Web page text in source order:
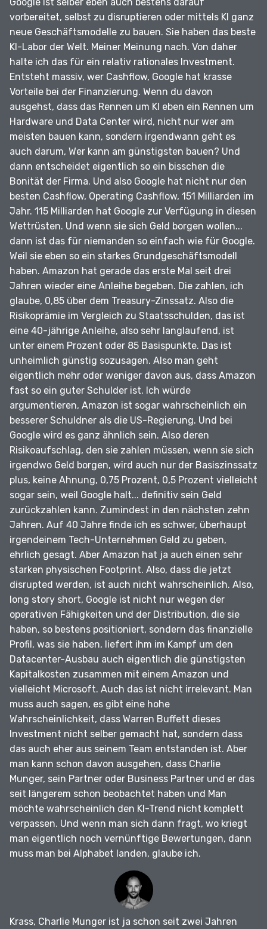
vorbereitet, selbst zu disruptieren oder mittels KI ganz
neue Geschäftsmodelle zu bauen. Sie haben das beste
KI-Labor der Welt. Meiner Meinung nach. Von daher
halte ich das für ein relativ rationales Investment.
Entsteht massiv, wer Cashflow, Google hat krasse
Vorteile bei der Finanzierung. Wenn du davon
ausgehst, dass das Rennen um KI eben ein Rennen um
Hardware und Data Center wird, nicht nur wer am
meisten bauen kann, sondern irgendwann geht es
auch darum, Wer kann am günstigsten bauen? Und
dann entscheidet eigentlich so ein bisschen die
Bonität der Firma. Und also Google hat nicht nur den
besten Cashflow, Operating Cashflow, 151 Milliarden im
Jahr. 115 Milliarden hat Google zur Verfügung in diesen
Wettrüsten. Und wenn sie sich Geld borgen wollen...
dann ist das für niemanden so einfach wie für Google.
Weil sie eben so ein starkes Grundgeschäftsmodell
haben. Amazon hat gerade das erste Mal seit drei
Jahren wieder eine Anleihe begeben. Die zahlen, ich
glaube, 0,85 über dem Treasury-Zinssatz. Also die
Risikoprämie im Vergleich zu Staatsschulden, das ist
eine 40-jährige Anleihe, also sehr langlaufend, ist
unter einem Prozent oder 85 Basispunkte. Das ist
unheimlich günstig sozusagen. Also man geht
eigentlich mehr oder weniger davon aus, dass Amazon
fast so ein guter Schulder ist. Ich würde
argumentieren, Amazon ist sogar wahrscheinlich ein
besserer Schuldner als die US-Regierung. Und bei
Google wird es ganz ähnlich sein. Also deren
Risikoaufschlag, den sie zahlen müssen, wenn sie sich
irgendwo Geld borgen, wird auch nur der Basiszinssatz
plus, keine Ahnung, 0,75 Prozent, 0,5 Prozent vielleicht
sogar sein, weil Google halt... definitiv sein Geld
zurückzahlen kann. Zumindest in den nächsten zehn
Jahren. Auf 40 Jahre finde ich es schwer, überhaupt
irgendeinem Tech-Unternehmen Geld zu geben,
ehrlich gesagt. Aber Amazon hat ja auch einen sehr
starken physischen Footprint. Also, dass die jetzt
disrupted werden, ist auch nicht wahrscheinlich. Also,
long story short, Google ist nicht nur wegen der
operativen Fähigkeiten und der Distribution, die sie
haben, so bestens positioniert, sondern das finanzielle
Profil, was sie haben, liefert ihm im Kampf um den
Datacenter-Ausbau auch eigentlich die günstigsten
Kapitalkosten zusammen mit einem Amazon und
vielleicht Microsoft. Auch das ist nicht irrelevant. Man
muss auch sagen, es gibt eine hohe
Wahrscheinlichkeit, dass Warren Buffett dieses
Investment nicht selber gemacht hat, sondern dass
das auch eher aus seinem Team entstanden ist. Aber
man kann schon davon ausgehen, dass Charlie
Munger, sein Partner oder Business Partner und er das
seit längerem schon beobachtet haben und Man
möchte wahrscheinlich den KI-Trend nicht komplett
verpassen. Und wenn man sich dann fragt, wo kriegt
man eigentlich noch vernünftige Bewertungen, dann
muss man bei Alphabet landen, glaube ich.
Krass, Charlie Munger ist ja schon seit zwei Jahren